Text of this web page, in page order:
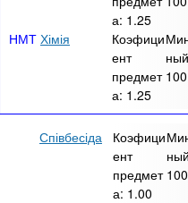
а: 1.25
Хімія
Коэфици
ент
предмет
а: 1.25
100
Співбесіда
Коэфици
ент
предмет
а: 1.00
100